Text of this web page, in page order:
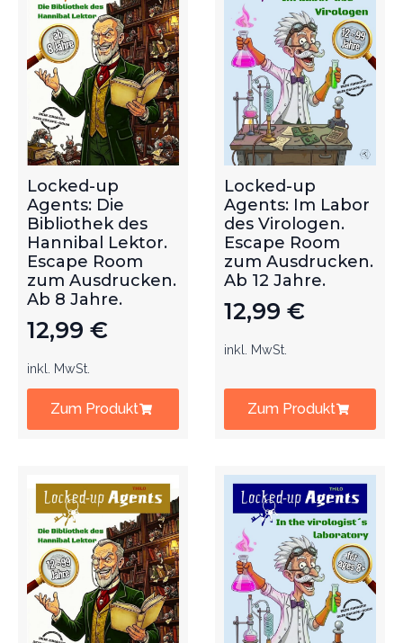
Locked-up
Agents: Die
Bibliothek des
Hannibal Lektor.
Escape Room
zum Ausdrucken.
Ab 8 Jahre.
12,99 €
inkl. MwSt.
Zum Produkt
Locked-up
Agents: Im Labor
des Virologen.
Escape Room
zum Ausdrucken.
Ab 12 Jahre.
12,99 €
inkl. MwSt.
Zum Produkt